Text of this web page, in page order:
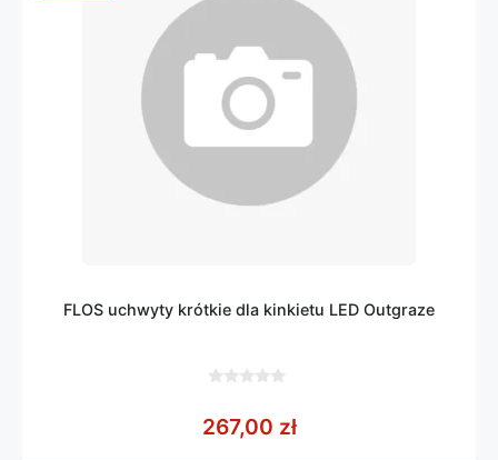
FLOS uchwyty krótkie dla kinkietu LED Outgraze
5
267,00 zł